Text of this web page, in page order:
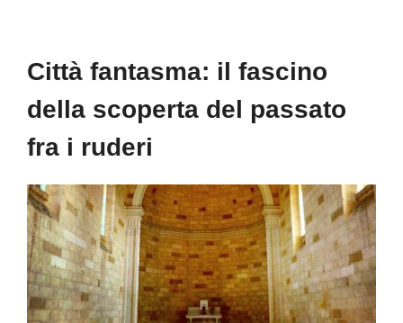
Città fantasma: il fascino
della scoperta del passato
fra i ruderi